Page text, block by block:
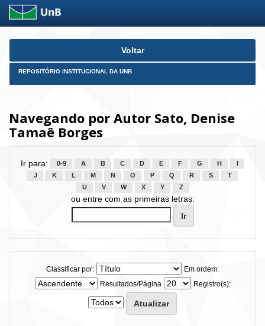
Skip
Voltar
REPOSITÓRIO INSTITUCIONAL DA UNB
Navegando por Autor Sato, Denise
Tamaê Borges
Ir para: 0-9 A B C D E F G H
J
K L M N O P Q R S
T
U
V W X Y Z
ou entre com as primeiras letras:
Classificar por:
Em ordem:
Resultados/Página
Registro(s):